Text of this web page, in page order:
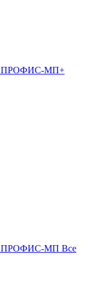
ПРОФИС-МП+
ПРОФИС-МП Все